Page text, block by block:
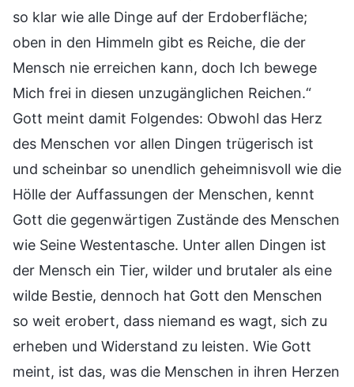
so klar wie alle Dinge auf der Erdoberfläche;
oben in den Himmeln gibt es Reiche, die der
Mensch nie erreichen kann, doch Ich bewege
Mich frei in diesen unzugänglichen Reichen.“
Gott meint damit Folgendes: Obwohl das Herz
des Menschen vor allen Dingen trügerisch ist
und scheinbar so unendlich geheimnisvoll wie die
Hölle der Auffassungen der Menschen, kennt
Gott die gegenwärtigen Zustände des Menschen
wie Seine Westentasche. Unter allen Dingen ist
der Mensch ein Tier, wilder und brutaler als eine
wilde Bestie, dennoch hat Gott den Menschen
so weit erobert, dass niemand es wagt, sich zu
erheben und Widerstand zu leisten. Wie Gott
meint, ist das, was die Menschen in ihren Herzen